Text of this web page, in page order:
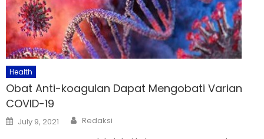
Health
Obat Anti-koagulan Dapat Mengobati Varian
COVID-19
Posted
on
July 9, 2021 Author
Redaksi